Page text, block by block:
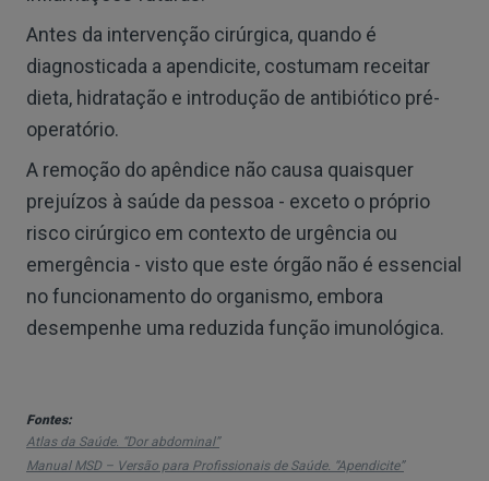
Antes da intervenção cirúrgica, quando é
diagnosticada a apendicite, costumam receitar
dieta, hidratação e introdução de antibiótico pré-
operatório.
A remoção do apêndice não causa quaisquer
prejuízos à saúde da pessoa - exceto o próprio
risco cirúrgico em contexto de urgência ou
emergência - visto que este órgão não é essencial
no funcionamento do organismo, embora
desempenhe uma reduzida função imunológica.
Fontes:
Atlas da Saúde. “Dor abdominal”
Manual MSD – Versão para Profissionais de Saúde. “Apendicite”